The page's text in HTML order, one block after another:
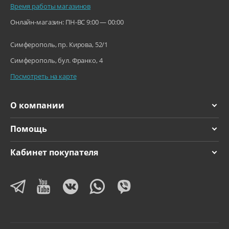
Улучшенный
аккумулятор — это
реальность.
Даже несмотря на увеличение мощности, флагман будет
наслаждаться работой любимого девайса можно дольше.
О компании
Помощь
Кабинет покупателя
Время работы магазинов
Онлайн-магазин: ПН-ВС 9:00 — 00:00
Симферополь, пр. Кирова, 52/1
Симферополь, бул. Франко, 4
Посмотреть на карте